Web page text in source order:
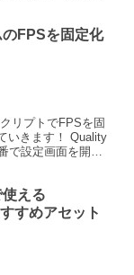
のFPSを固定化
リプトでFPSを固
いきます！ Quality
で設定画面を開き
使える
すめアセット